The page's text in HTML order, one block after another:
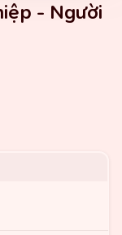
- Người